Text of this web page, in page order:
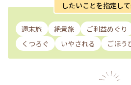
したいことを指定し
週末旅 絶景旅 ご利益めぐり
くつろぐ
いやされる ごほう